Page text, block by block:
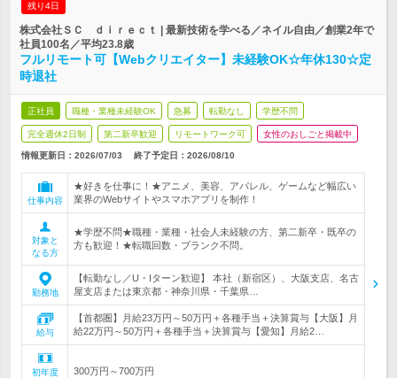
残り4日
株式会社ＳＣ ｄｉｒｅｃｔ | 最新技術を学べる／ネイル自由／創業2年で
社員100名／平均23.8歳
フルリモート可【Webクリエイター】未経験OK☆年休130☆定
時退社
正社員 職種・業種未経験OK 急募 転勤なし 学歴不問
完全週休2日制 第二新卒歓迎 リモートワーク可 女性のおしごと掲載中
情報更新日：2026/07/03 終了予定日： 2026/08/10
仕事内容
★好きを仕事に！★アニメ、美容、アパレル、ゲームなど幅広い
業界のWebサイトやスマホアプリを制作！
対象と
なる方
★学歴不問★職種・業種・社会人未経験の方、第二新卒・既卒の
方も歓迎！★転職回数・ブランク不問。
勤務地
【転勤なし／U・Iターン歓迎】 本社（新宿区）、大阪支店、名古
屋支店または東京都・神奈川県・千葉県…
給与
【首都圏】月給23万円～50万円＋各種手当＋決算賞与【大阪】月
給22万円～50万円＋各種手当＋決算賞与【愛知】月給2…
初年度
300万円～700万円